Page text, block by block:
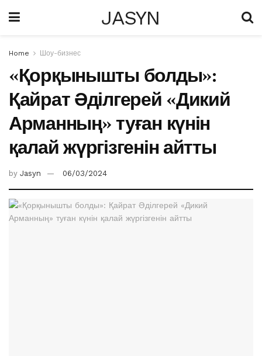
JASYN
Home Шоу-бизнес
«Қорқынышты болды»:
Қайрат Әділгерей «Дикий
Арманның» туған күнін
қалай жүргізгенін айтты
by Jasyn 06/03/2024